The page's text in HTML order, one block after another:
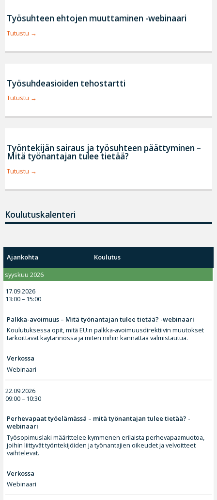
Työsuhteen ehtojen muuttaminen -webinaari
Tutustu
Työsuhdeasioiden tehostartti
Tutustu
Työntekijän sairaus ja työsuhteen päättyminen –
Mitä työnantajan tulee tietää?
Tutustu
Koulutuskalenteri
Ajankohta
Koulutus
syyskuu 2026
17.09.2026
13:00 – 15:00
Palkka-avoimuus – Mitä työnantajan tulee tietää? -webinaari
Koulutuksessa opit, mitä EU:n palkka-avoimuusdirektiivin muutokset
tarkoittavat käytännössä ja miten niihin kannattaa valmistautua.
Verkossa
Webinaari
22.09.2026
09:00 – 10:30
Perhevapaat työelämässä – mitä työnantajan tulee tietää? -
webinaari
Työsopimuslaki määrittelee kymmenen erilaista perhevapaamuotoa,
joihin liittyvät työntekijöiden ja työnantajien oikeudet ja velvoitteet
vaihtelevat.
Verkossa
Webinaari